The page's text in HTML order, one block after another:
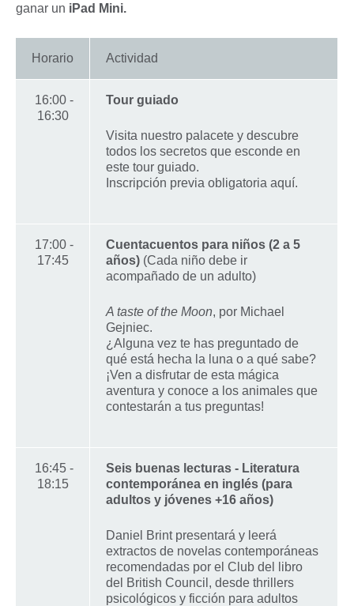
ganar un iPad Mini.
Horario Actividad
16:00 -
16:30
Tour guiado
Visita nuestro palacete y descubre
todos los secretos que esconde en
este tour guiado.
Inscripción previa obligatoria aquí.
17:00 -
17:45
Cuentacuentos para niños (2 a 5
años) (Cada niño debe ir
acompañado de un adulto)
A taste of the Moon, por Michael
Gejniec.
¿Alguna vez te has preguntado de
qué está hecha la luna o a qué sabe?
¡Ven a disfrutar de esta mágica
aventura y conoce a los animales que
contestarán a tus preguntas!
16:45 -
18:15
Seis buenas lecturas - Literatura
contemporánea en inglés (para
adultos y jóvenes +16 años)
Daniel Brint presentará y leerá
extractos de novelas contemporáneas
recomendadas por el Club del libro
del British Council, desde thrillers
psicológicos y ficción para adultos